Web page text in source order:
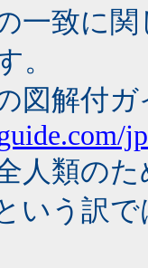
一致に
。
図解付ガ
人類の
いう訳